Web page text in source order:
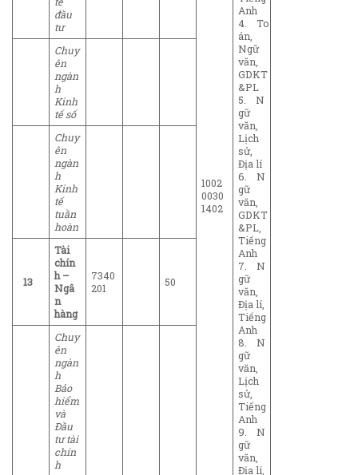
1002
0030
1402
Anh
4. To
án,
Ngữ
văn,
GDKT
&PL
5. N
gữ
văn,
Lịch
sử,
Địa lí
6. N
gữ
văn,
GDKT
&PL,
Tiếng
Anh
7. N
gữ
văn,
Địa lí,
Tiếng
Anh
8. N
gữ
văn,
Lịch
sử,
Tiếng
Anh
9. N
gữ
văn,
Địa lí,
đầu
tư
Chuy
ên
ngàn
h
Kinh
tế số
Chuy
ên
ngàn
h
Kinh
tế
tuần
hoàn
13
Tài
chín
h –
Ngâ
n
hàng
7340
201
50
Chuy
ên
ngàn
h
Bảo
hiểm
và
Đầu
tư tài
chín
h